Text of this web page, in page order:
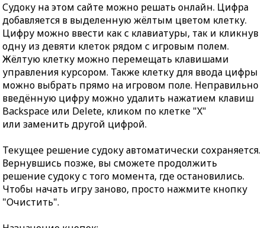
Судоку на этом сайте можно решать онлайн. Цифра
добавляется в выделенную жёлтым цветом клетку.
Цифру можно ввести как с клавиатуры, так и кликнув
одну из девяти клеток рядом с игровым полем.
Жёлтую клетку можно перемещать клавишами
управления курсором. Также клетку для ввода цифры
можно выбрать прямо на игровом поле. Неправильно
введённую цифру можно удалить нажатием клавиш
Backspace или Delete, кликом по клетке "X"
или заменить другой цифрой.
Текущее решение судоку автоматически сохраняется.
Вернувшись позже, вы сможете продолжить
решение судоку с того момента, где остановились.
Чтобы начать игру заново, просто нажмите кнопку
"Очистить".